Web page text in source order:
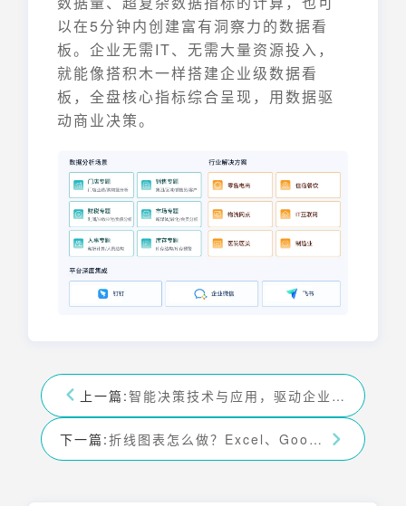
以在5分钟内创建富有洞察力的数据看
板。企业无需IT、无需大量资源投入，
就能像搭积木一样搭建企业级数据看
板，全盘核心指标综合呈现，用数据驱
动商业决策。
上一篇: 智能决策技术与应用，驱动企业数字化转型
下一篇: 折线图表怎么做？Excel、Google表格、Tableau制作教程